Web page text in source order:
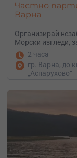
Частно
Варна
Организирай
Морски изгледи,
2 часа
гр. Варна, до
„Аспарухово“